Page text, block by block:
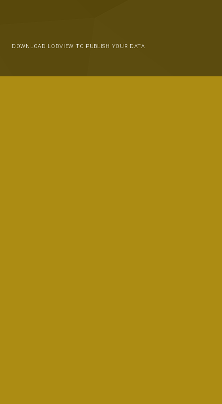
DOWNLOAD LODVIEW TO PUBLISH YOUR DATA